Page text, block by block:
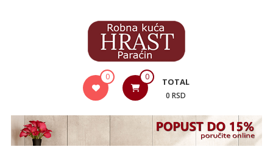
Nameštaj
0 0 TOTAL
0 RSD